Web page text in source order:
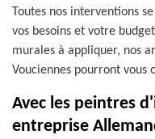
Toutes nos interventions
vos besoins et votre
murales à appliquer, nos
Vouciennes pourront vous
Avec les peintres
entreprise